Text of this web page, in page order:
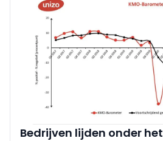
Bedrijven lijden onder